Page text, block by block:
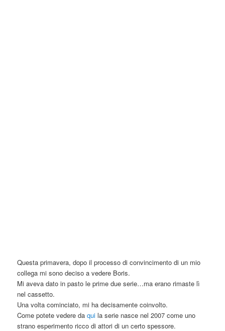
Questa primavera, dopo il processo di convincimento di un mio
collega mi sono deciso a vedere Boris.
Mi aveva dato in pasto le prime due serie…ma erano rimaste lì
nel cassetto.
Una volta cominciato, mi ha decisamente coinvolto.
Come potete vedere daqui la serie nasce nel 2007 come uno
strano esperimento ricco di attori di un certo spessore.